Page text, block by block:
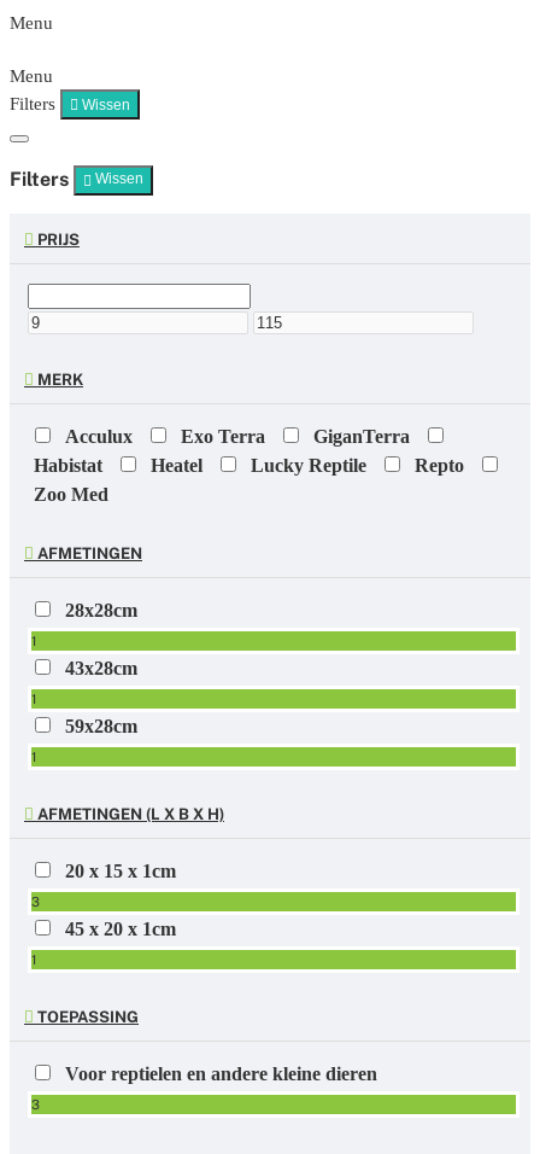
Menu
Menu
Filters
Wissen
Filters Wissen
PRIJS
MERK
Acculux Exo Terra
GiganTerra
Habistat
Heatel Lucky Reptile
Repto
Zoo Med
AFMETINGEN
28x28cm
1
43x28cm
1
59x28cm
1
AFMETINGEN (L X B X H)
20 x 15 x 1cm
3
45 x 20 x 1cm
1
TOEPASSING
Voor reptielen en andere kleine dieren
3